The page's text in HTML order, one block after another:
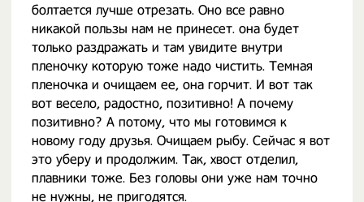
болтается лучше отрезать. Оно все равно
никакой пользы нам не принесет. она будет
только раздражать и там увидите внутри
пленочку которую тоже надо чистить. Темная
пленочка и очищаем ее, она горчит. И вот так
вот весело, радостно, позитивно! А почему
позитивно? А потому, что мы готовимся к
новому году друзья. Очищаем рыбу. Сейчас я вот
это уберу и продолжим. Так, хвост отделил,
плавники тоже. Без головы они уже нам точно
не нужны, не пригодятся.